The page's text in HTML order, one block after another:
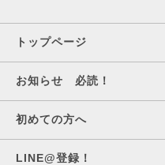
トップページ
お知らせ 必読！
初めての方へ
LINE@登録！